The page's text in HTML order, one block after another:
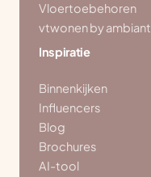
Vloertoebehoren
vtwonen by ambiant
Inspiratie
Binnenkijken
Influencers
Blog
Brochures
AI-tool